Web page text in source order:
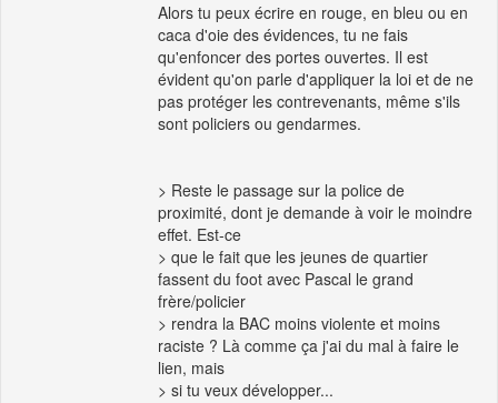
Alors tu peux écrire en rouge, en bleu ou en
caca d'oie des évidences, tu ne fais
qu'enfoncer des portes ouvertes. Il est
évident qu'on parle d'appliquer la loi et de ne
pas protéger les contrevenants, même s'ils
sont policiers ou gendarmes.
> Reste le passage sur la police de
proximité, dont je demande à voir le moindre
effet. Est-ce
> que le fait que les jeunes de quartier
fassent du foot avec Pascal le grand
frère/policier
> rendra la BAC moins violente et moins
raciste ? Là comme ça j'ai du mal à faire le
lien, mais
> si tu veux développer...